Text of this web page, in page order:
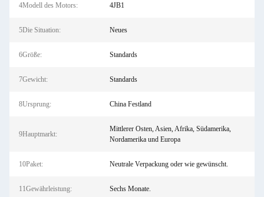
4Modell des Motors: 4JB1
5Die Situation: Neues
6Größe: Standards
7Gewicht: Standards
8Ursprung: China Festland
9Hauptmarkt:
Mittlerer Osten, Asien, Afrika, Südamerika,
Nordamerika und Europa
10Paket: Neutrale Verpackung oder wie gewünscht.
11Gewährleistung: Sechs Monate.